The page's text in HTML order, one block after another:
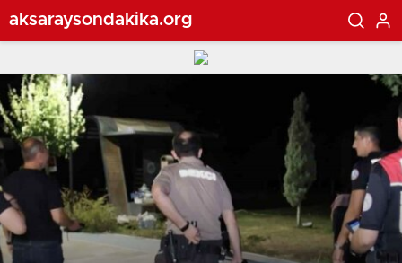
aksaraysondakika.org